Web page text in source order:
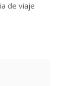
de viaje